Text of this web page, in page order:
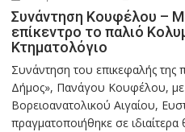
Συνάντηση Κουφέλου –
επίκεντρο το παλιό
Κτηματολόγιο
Συνάντηση του επικεφαλής της
Δήμος», Πανάγου Κουφέλου,
Βορειοανατολικού Αιγαίου,
πραγματοποιήθηκε σε ιδιαίτερα